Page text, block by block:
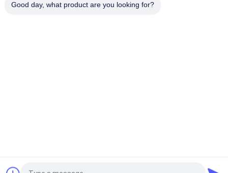
Good day, what product are you looking for?